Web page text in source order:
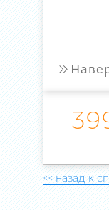
»
<< назад к